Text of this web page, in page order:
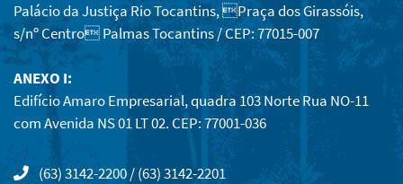
Palácio da Justiça Rio Tocantins, Praça dos Girassóis,
s/nº Centro Palmas Tocantins / CEP: 77015-007
ANEXO I:
Edifício Amaro Empresarial, quadra 103 Norte Rua NO-11
com Avenida NS 01 LT 02. CEP: 77001-036
(63) 3142-2200 / (63) 3142-2201